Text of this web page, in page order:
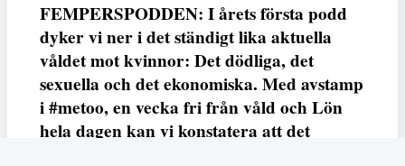
FEMPERSPODDEN: I årets första podd
dyker vi ner i det ständigt lika aktuella
våldet mot kvinnor: Det dödliga, det
sexuella och det ekonomiska. Med avstamp
i #metoo, en vecka fri från våld och Lön
hela dagen kan vi konstatera att det